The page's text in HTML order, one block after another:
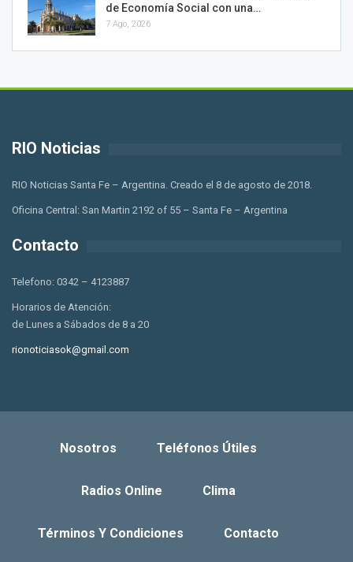
de Economía Social con una…
7 Ago, 2026
RIO Noticias
RIO Noticias Santa Fe – Argentina. Creado el 8 de agosto de 2018.
Oficina Central: San Martin 2192 of 55 – Santa Fe – Argentina
Contacto
Telefono: 0342 – 4123887
Horarios de Atención:
de Lunes a Sábados de 8 a 20
rionoticiasok@gmail.com
Nosotros Teléfonos Útiles
Radios Online Clima
Términos Y Condiciones Contacto